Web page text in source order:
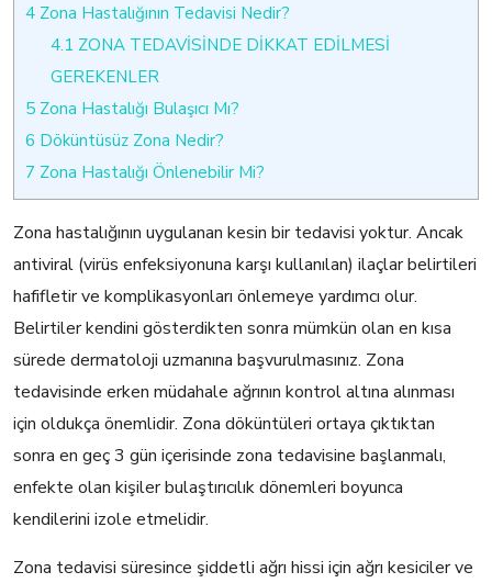
4 Zona Hastalığının Tedavisi Nedir?
4.1 ZONA TEDAVİSİNDE DİKKAT EDİLMESİ
GEREKENLER
5 Zona Hastalığı Bulaşıcı Mı?
6 Döküntüsüz Zona Nedir?
7 Zona Hastalığı Önlenebilir Mi?
Zona hastalığının uygulanan kesin bir tedavisi yoktur. Ancak
antiviral (virüs enfeksiyonuna karşı kullanılan) ilaçlar belirtileri
hafifletir ve komplikasyonları önlemeye yardımcı olur.
Belirtiler kendini gösterdikten sonra mümkün olan en kısa
sürede dermatoloji uzmanına başvurulmasınız. Zona
tedavisinde erken müdahale ağrının kontrol altına alınması
için oldukça önemlidir. Zona döküntüleri ortaya çıktıktan
sonra en geç 3 gün içerisinde zona tedavisine başlanmalı,
enfekte olan kişiler bulaştırıcılık dönemleri boyunca
kendilerini izole etmelidir.
Zona tedavisi süresince şiddetli ağrı hissi için ağrı kesiciler ve